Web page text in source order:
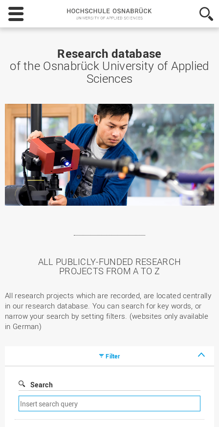
Hochschule
Osnabrück
-
Sciences
Research database
of the Osnabrück University of Applied
Sciences
ALL PUBLICLY-FUNDED RESEARCH
PROJECTS FROM A TO Z
All research projects which are recorded, are located centrally
in our research database. You can search for key words, or
narrow your search by setting filters. (websites only available
in German)
Filter
Search
Remove
search
filter